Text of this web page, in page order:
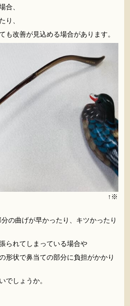
合、
り、
も改善が見込める場合があります。
の曲げが早かったり、キツかったり
られてしまっている場合や
形状で鼻当ての部分に負担がかかり
でしょうか。